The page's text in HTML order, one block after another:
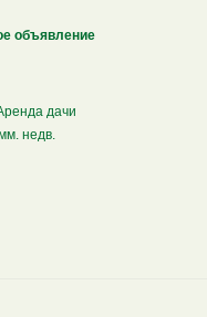
объявление
дачи
недв.